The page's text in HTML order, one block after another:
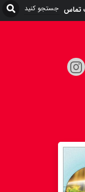
تماس